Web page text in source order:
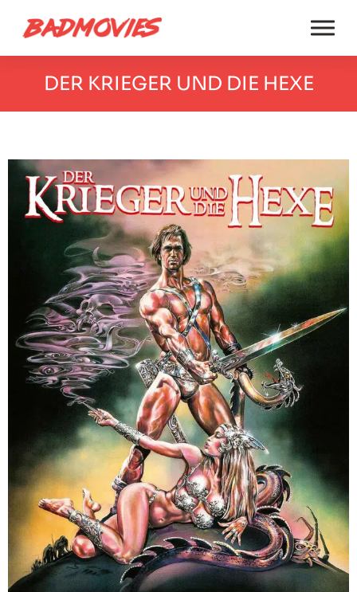
DER KRIEGER UND DIE HEXE